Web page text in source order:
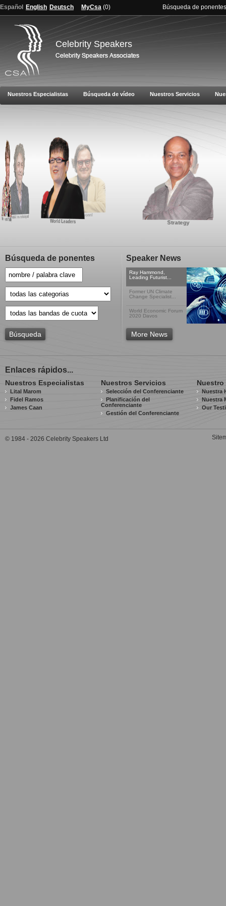
Español English Deutsch MyCsa (0) Búsqueda de ponentes
Celebrity Speakers
Nuestros Especialistas Búsqueda de vídeo Nuestros Servicios
Global Affairs and Politics
Innovation
Inspiration and Motivation
Marketing and Branding World Leaders Strategy
Búsqueda de ponentes
Búsqueda
Speaker News
Ray Hammond,
Leading Futurist...
Former UN Climate
Change Specialist...
World Economic Forum
2020 Davos
More News
Enlaces rápidos...
Nuestros Especialistas
Lital Marom
Fidel Ramos
James Caan
Nuestros Servicios
Selección del Conferenciante
Planificación del
Conferenciante
Gestión del Conferenciante
Nuestra
Nuestra
Our
© 1984 - 2026 Celebrity Speakers Ltd